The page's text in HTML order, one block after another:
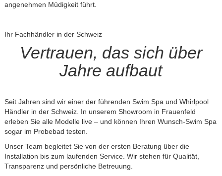
angenehmen Müdigkeit führt.
Ihr Fachhändler in der Schweiz
Vertrauen, das sich über
Jahre aufbaut
Seit Jahren sind wir einer der führenden Swim Spa und Whirlpool
Händler in der Schweiz. In unserem Showroom in Frauenfeld
erleben Sie alle Modelle live – und können Ihren Wunsch-Swim Spa
sogar im Probebad testen.
Unser Team begleitet Sie von der ersten Beratung über die
Installation bis zum laufenden Service. Wir stehen für Qualität,
Transparenz und persönliche Betreuung.